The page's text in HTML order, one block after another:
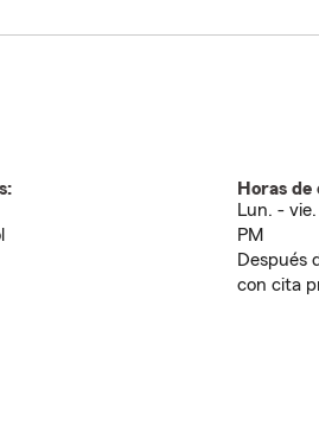
Horas de
Lun. -
PM
Después
con cita